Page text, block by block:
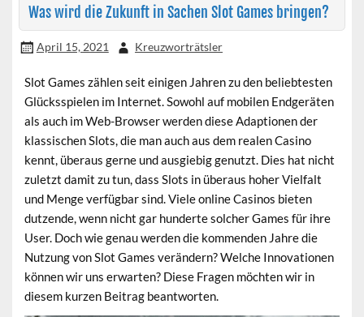
Was wird die Zukunft in Sachen Slot Games bringen?
April 15, 2021 Kreuzworträtsler
Slot Games zählen seit einigen Jahren zu den beliebtesten
Glücksspielen im Internet. Sowohl auf mobilen Endgeräten
als auch im Web-Browser werden diese Adaptionen der
klassischen Slots, die man auch aus dem realen Casino
kennt, überaus gerne und ausgiebig genutzt. Dies hat nicht
zuletzt damit zu tun, dass Slots in überaus hoher Vielfalt
und Menge verfügbar sind. Viele online Casinos bieten
dutzende, wenn nicht gar hunderte solcher Games für ihre
User. Doch wie genau werden die kommenden Jahre die
Nutzung von Slot Games verändern? Welche Innovationen
können wir uns erwarten? Diese Fragen möchten wir in
diesem kurzen Beitrag beantworten.